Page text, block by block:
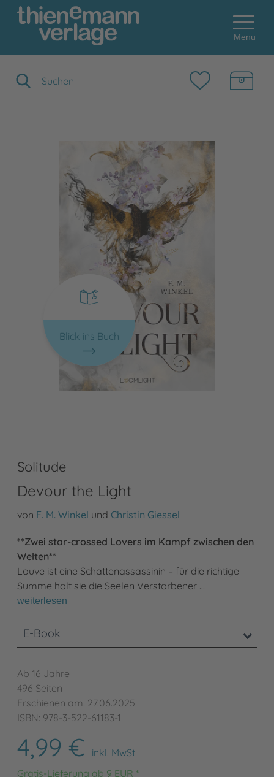
Menu
Blick ins Buch
Solitude
Devour the Light
von F. M. Winkel und Christin Giessel
**Zwei star-crossed Lovers im Kampf zwischen den
Welten**
Louve ist eine Schattenassassinin – für die richtige
Summe holt sie die Seelen Verstorbener …
weiterlesen
E-Book
Ab 16 Jahre
496 Seiten
Erschienen am: 27.06.2025
ISBN: 978-3-522-61183-1
4,99 €
inkl. MwSt
Gratis-Lieferung ab 9 EUR *